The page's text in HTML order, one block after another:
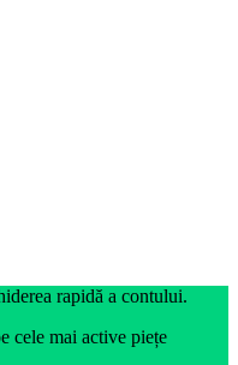
rapidă a contului.
cele mai active piețe